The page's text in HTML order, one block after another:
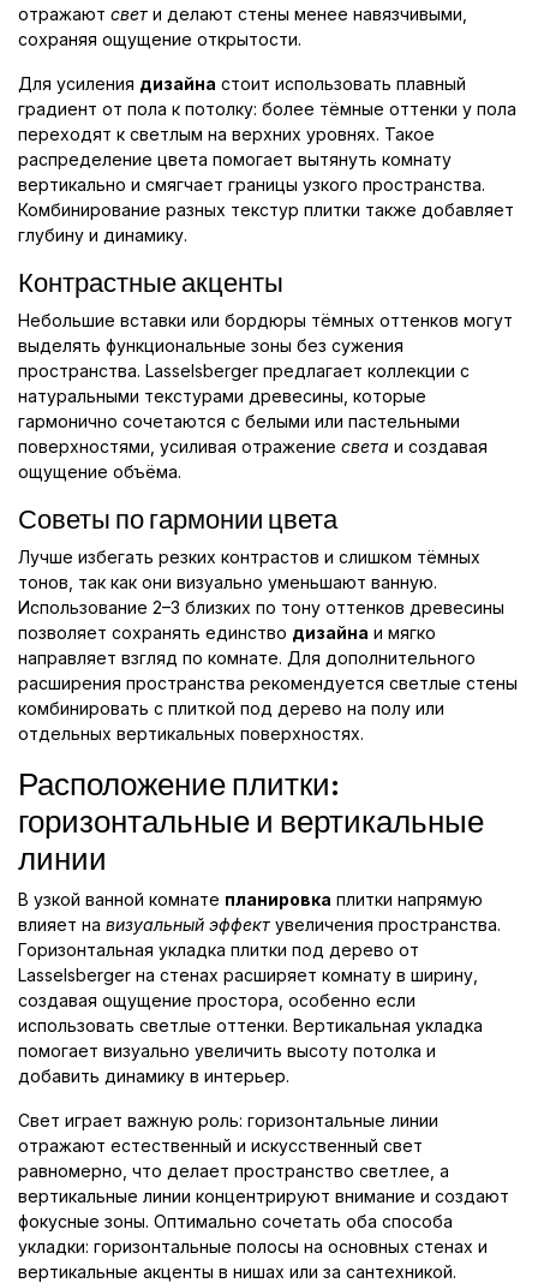
отражают свет и делают стены менее навязчивыми,
сохраняя ощущение открытости.
Для усиления дизайна стоит использовать плавный
градиент от пола к потолку: более тёмные оттенки у пола
переходят к светлым на верхних уровнях. Такое
распределение цвета помогает вытянуть комнату
вертикально и смягчает границы узкого пространства.
Комбинирование разных текстур плитки также добавляет
глубину и динамику.
Контрастные акценты
Небольшие вставки или бордюры тёмных оттенков могут
выделять функциональные зоны без сужения
пространства. Lasselsberger предлагает коллекции с
натуральными текстурами древесины, которые
гармонично сочетаются с белыми или пастельными
поверхностями, усиливая отражение света и создавая
ощущение объёма.
Советы по гармонии цвета
Лучше избегать резких контрастов и слишком тёмных
тонов, так как они визуально уменьшают ванную.
Использование 2–3 близких по тону оттенков древесины
позволяет сохранять единство дизайна и мягко
направляет взгляд по комнате. Для дополнительного
расширения пространства рекомендуется светлые стены
комбинировать с плиткой под дерево на полу или
отдельных вертикальных поверхностях.
Расположение плитки:
горизонтальные и вертикальные
линии
В узкой ванной комнате планировка плитки напрямую
влияет на визуальный эффект увеличения пространства.
Горизонтальная укладка плитки под дерево от
Lasselsberger на стенах расширяет комнату в ширину,
создавая ощущение простора, особенно если
использовать светлые оттенки. Вертикальная укладка
помогает визуально увеличить высоту потолка и
добавить динамику в интерьер.
Свет играет важную роль: горизонтальные линии
отражают естественный и искусственный свет
равномерно, что делает пространство светлее, а
вертикальные линии концентрируют внимание и создают
фокусные зоны. Оптимально сочетать оба способа
укладки: горизонтальные полосы на основных стенах и
вертикальные акценты в нишах или за сантехникой.